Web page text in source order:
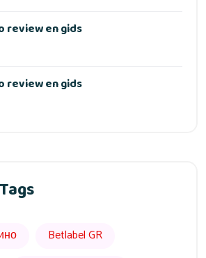
review en gids
review en gids
Betlabel GR